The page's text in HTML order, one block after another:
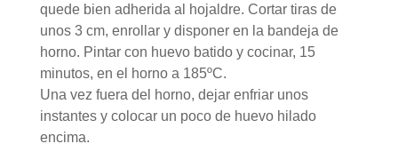
quede bien adherida al hojaldre. Cortar tiras de
unos 3 cm, enrollar y disponer en la bandeja de
horno. Pintar con huevo batido y cocinar, 15
minutos, en el horno a 185ºC.
Una vez fuera del horno, dejar enfriar unos
instantes y colocar un poco de huevo hilado
encima.